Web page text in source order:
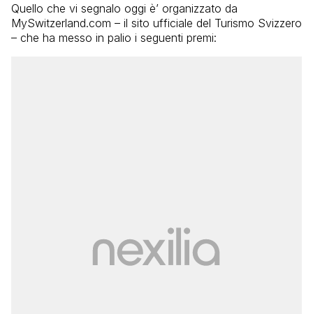
Quello che vi segnalo oggi è’ organizzato da
MySwitzerland.com – il sito ufficiale del Turismo Svizzero
– che ha messo in palio i seguenti premi: